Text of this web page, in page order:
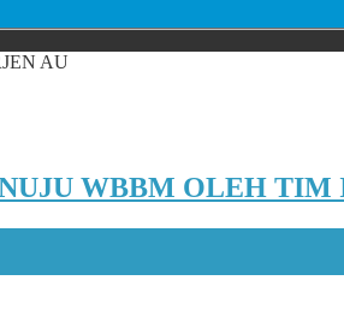
WBBM OLEH TIM